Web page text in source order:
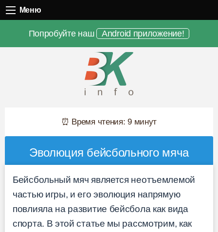
Меню
Попробуйте наш Android приложение!
⏰ Время чтения: 9 минут
Эволюция бейсбольного мяча
Бейсбольный мяч является неотъемлемой
частью игры, и его эволюция напрямую
повлияла на развитие бейсбола как вида
спорта. В этой статье мы рассмотрим, как